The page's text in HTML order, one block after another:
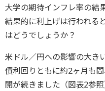
大学の期待インフレ率の結
結果的に利上げは行われる
はどうでしょうか？
米ドル／円への影響の大き
債利回りともに約2ヶ月も
開が続きました（図表2参